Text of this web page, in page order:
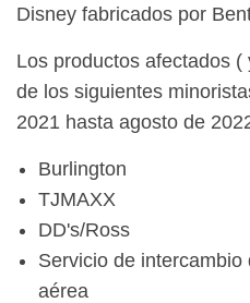
Disney fabricados por
Los productos afectados
de los siguientes
2021 hasta agosto de
Burlington
TJMAXX
DD's/Ross
Servicio de
aérea